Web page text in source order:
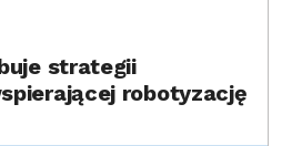
strategii
robotyzację